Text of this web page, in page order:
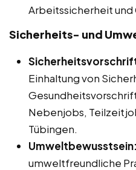
Arbeitssicherheit und
Sicherheits- und
Einhaltung von
Nebenjobs,
Tübingen.
Umweltbewusstsein:
umweltfreundliche